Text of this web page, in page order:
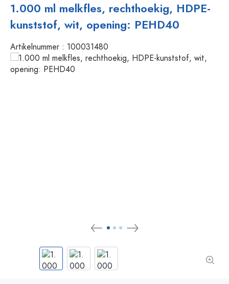
1.000 ml melkfles, rechthoekig, HDPE-
kunststof, wit, opening: PEHD40
Artikelnummer : 100031480